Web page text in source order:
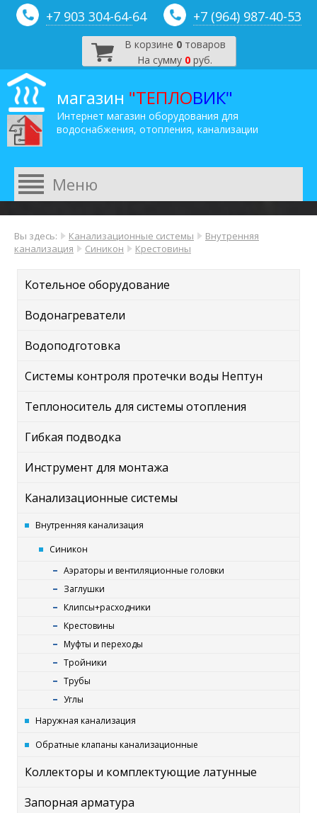
+7 903 304-64-64 +7 (964) 987-40-53
В корзине 0товаров
На сумму 0 руб.
магазин "ТЕПЛОВИК"
Интернет магазин оборудования для
водоснабжения, отопления, канализации
Вы здесь: Канализационные системы
Внутренняя
канализация
Синикон Крестовины
Котельное оборудование
Водонагреватели
Водоподготовка
Системы контроля протечки воды Нептун
Теплоноситель для системы отопления
Гибкая подводка
Инструмент для монтажа
Канализационные системы
Внутренняя канализация
Синикон
Аэраторы и вентиляционные головки
Заглушки
Клипсы+расходники
Крестовины
Муфты и переходы
Тройники
Трубы
Углы
Наружная канализация
Обратные клапаны канализационные
Коллекторы и комплектующие латунные
Запорная арматура